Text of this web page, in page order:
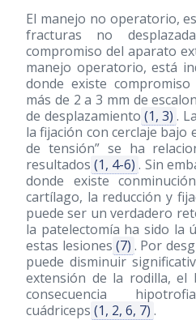
El manejo no operatorio,
fracturas no
compromiso del aparato
manejo operatorio, está
donde existe
más de 2 a 3 mm de
de desplazamiento (1, 3) .
la fijación con cerclaje bajo
de tensión” se ha
resultados (1, 4-6) . Sin
donde existe
cartílago, la reducción y
puede ser un verdadero
la patelectomía ha sido la
estas lesiones (7) . Por
puede disminuir
extensión de la rodilla, el
consecuencia
cuádriceps (1, 2, 6, 7) .